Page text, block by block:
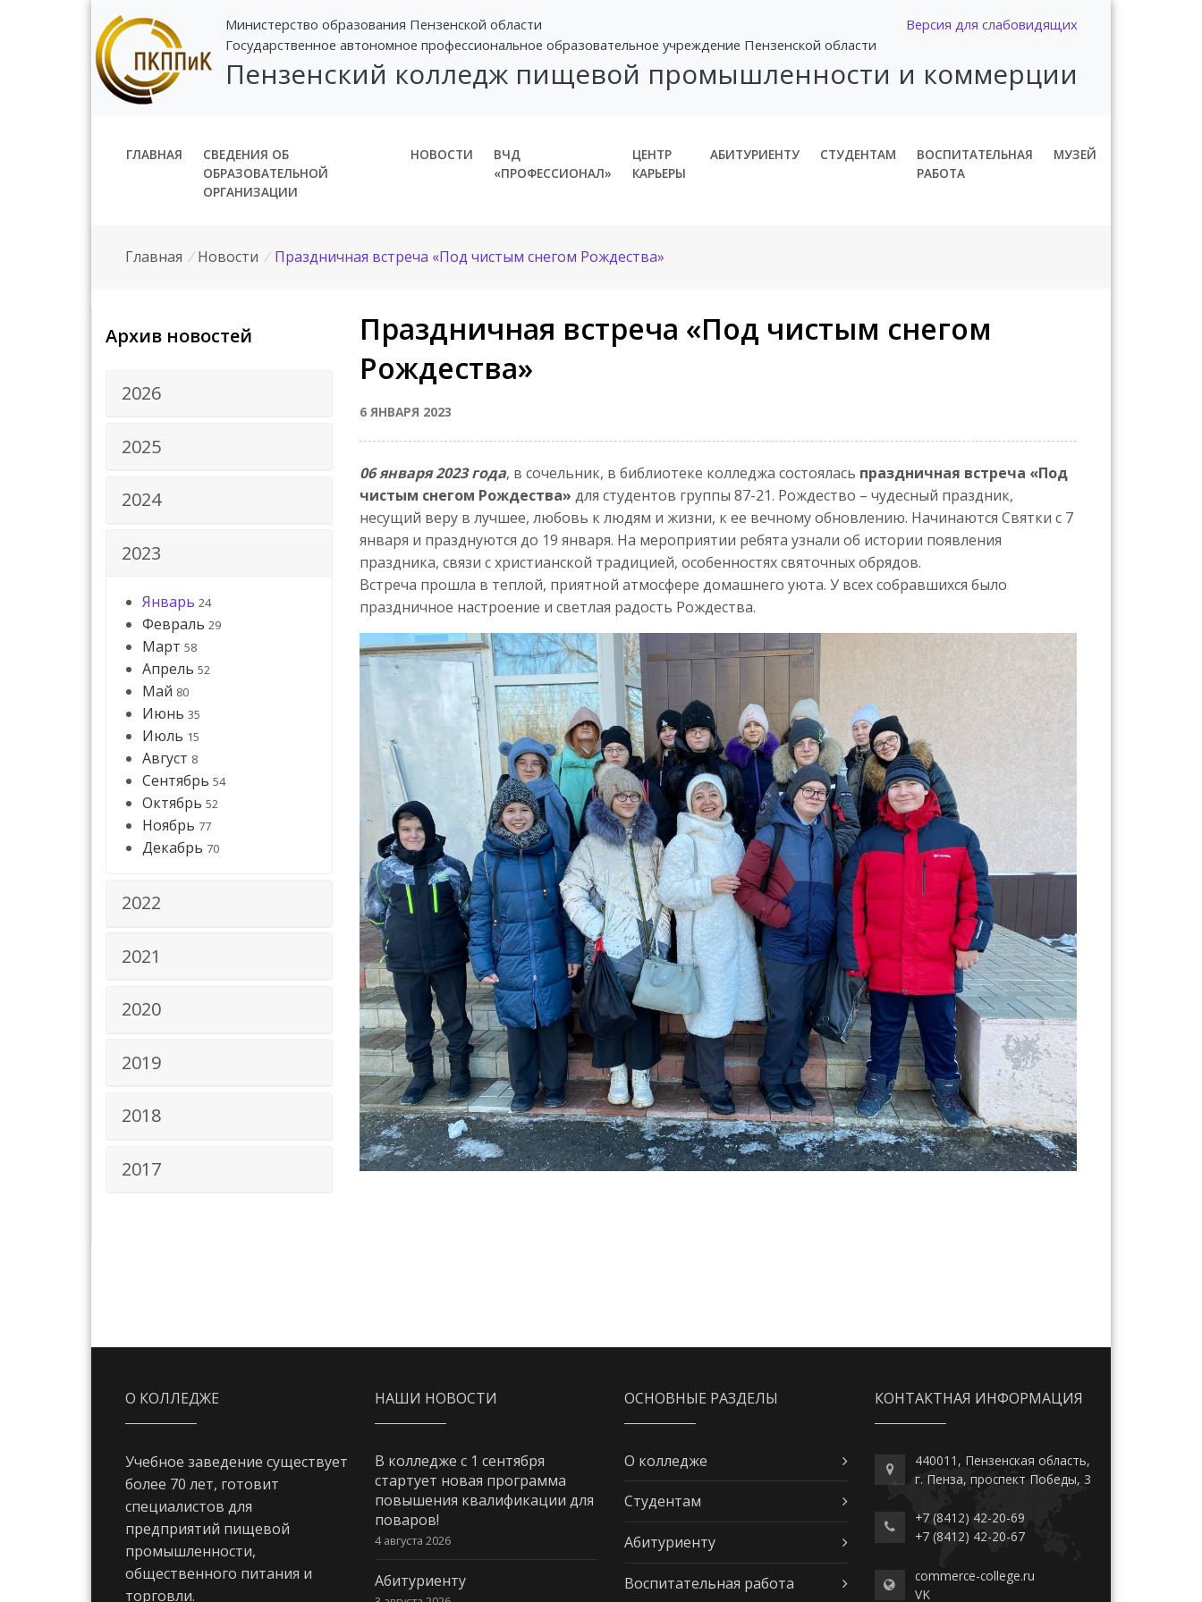
Версия для слабовидящих
Министерство образования Пензенской области
Государственное автономное профессиональное образовательное учреждение Пензенской области
Пензенский колледж пищевой промышленности и коммерции
ГЛАВНАЯ
СВЕДЕНИЯ ОБ
ОБРАЗОВАТЕЛЬНОЙ
ОРГАНИЗАЦИИ
НОВОСТИ
ВЧД
«ПРОФЕССИОНАЛ»
ЦЕНТР
КАРЬЕРЫ
АБИТУРИЕНТУ СТУДЕНТАМ
ВОСПИТАТЕЛЬНАЯ
РАБОТА
МУЗЕЙ
Главная / Новости / Праздничная встреча «Под чистым снегом Рождества»
Архив новостей
2026
2025
2024
2023
Январь 24
Февраль 29
Март 58
Апрель 52
Май 80
Июнь 35
Июль 15
Август 8
Сентябрь 54
Октябрь 52
Ноябрь 77
Декабрь 70
2022
2021
2020
2019
2018
2017
Праздничная встреча «Под чистым снегом
Рождества»
6 ЯНВАРЯ 2023
06 января 2023 года, в сочельник, в библиотеке колледжа состоялась праздничная встреча «Под
чистым снегом Рождества» для студентов группы 87-21. Рождество – чудесный праздник,
несущий веру в лучшее, любовь к людям и жизни, к ее вечному обновлению. Начинаются Святки с 7
января и празднуются до 19 января. На мероприятии ребята узнали об истории появления
праздника, связи с христианской традицией, особенностях святочных обрядов.
Встреча прошла в теплой, приятной атмосфере домашнего уюта. У всех собравшихся было
праздничное настроение и светлая радость Рождества.
О КОЛЛЕДЖЕ
Учебное заведение существует
более 70 лет, готовит
специалистов для
предприятий пищевой
промышленности,
общественного питания и
торговли.
НАШИ НОВОСТИ
В колледже с 1 сентября
стартует новая программа
повышения квалификации для
поваров!
4 августа 2026
Абитуриенту
ОСНОВНЫЕ РАЗДЕЛЫ
О колледже
Студентам
Абитуриенту
Воспитательная работа
КОНТАКТНАЯ ИНФОРМАЦИЯ
440011, Пензенская область,
г. Пенза, проспект Победы, 3
+7 (8412) 42-20-69
+7 (8412) 42-20-67
commerce-college.ru
VK